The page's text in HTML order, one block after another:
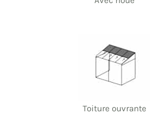
Toiture ouvrante